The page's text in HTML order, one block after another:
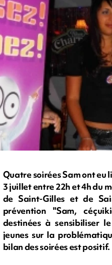
Quatre soirées Sam ont eu
3 juillet entre 22h et 4h du
de Saint-Gilles et de
prévention "Sam,
destinées à sensibiliser
jeunes sur la
bilan des soirées est positif.